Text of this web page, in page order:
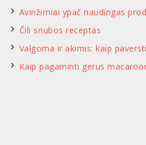
Avinžirniai ypač naudingas
Čili sriubos receptas
Valgoma ir akimis: kaip
Kaip pagaminti gerus